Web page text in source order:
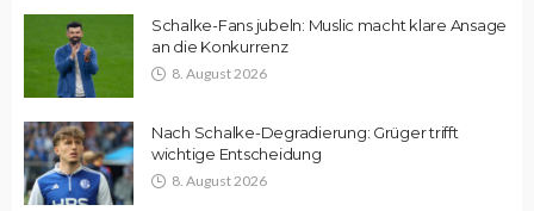
Schalke-Fans jubeln: Muslic macht klare Ansage
an die Konkurrenz
8. August 2026
Nach Schalke-Degradierung: Grüger trifft
wichtige Entscheidung
8. August 2026